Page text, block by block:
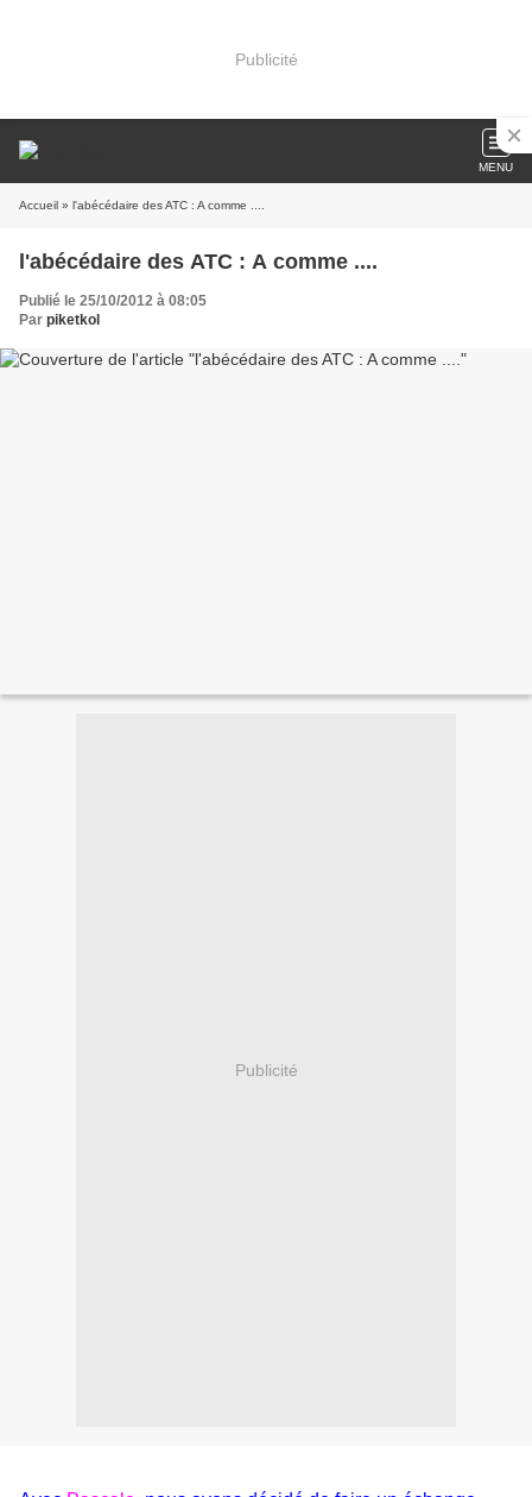
Publicité
MENU
Accueil » l'abécédaire des ATC : A comme ....
l'abécédaire des ATC : A comme ....
Publié le 25/10/2012 à 08:05
Par piketkol
Publicité